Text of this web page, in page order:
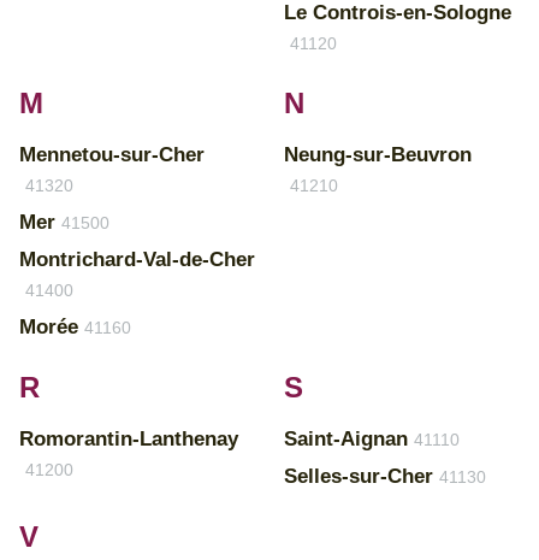
Le Controis-en-Sologne
41120
M
Mennetou-sur-Cher
41320
Mer 41500
Montrichard-Val-de-Cher
41400
Morée 41160
N
Neung-sur-Beuvron
41210
R
Romorantin-Lanthenay
41200
S
Saint-Aignan 41110
Selles-sur-Cher 41130
V